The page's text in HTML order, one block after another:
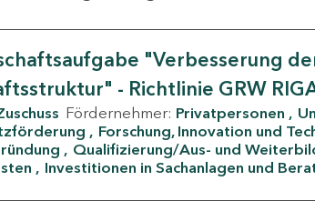
"Verbesserung
- Richtlinie GRW
Fördernehmer: Privatpersonen
Forschung, Innovation und
Qualifizierung/Aus- und
Investitionen in Sachanlagen und